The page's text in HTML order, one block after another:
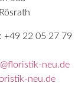
+49 22 05 27 79
neu.de
neu.de